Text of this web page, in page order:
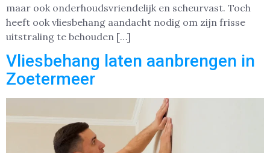
maar ook onderhoudsvriendelijk en scheurvast. Toch
heeft ook vliesbehang aandacht nodig om zijn frisse
uitstraling te behouden […]
Vliesbehang laten aanbrengen in
Zoetermeer